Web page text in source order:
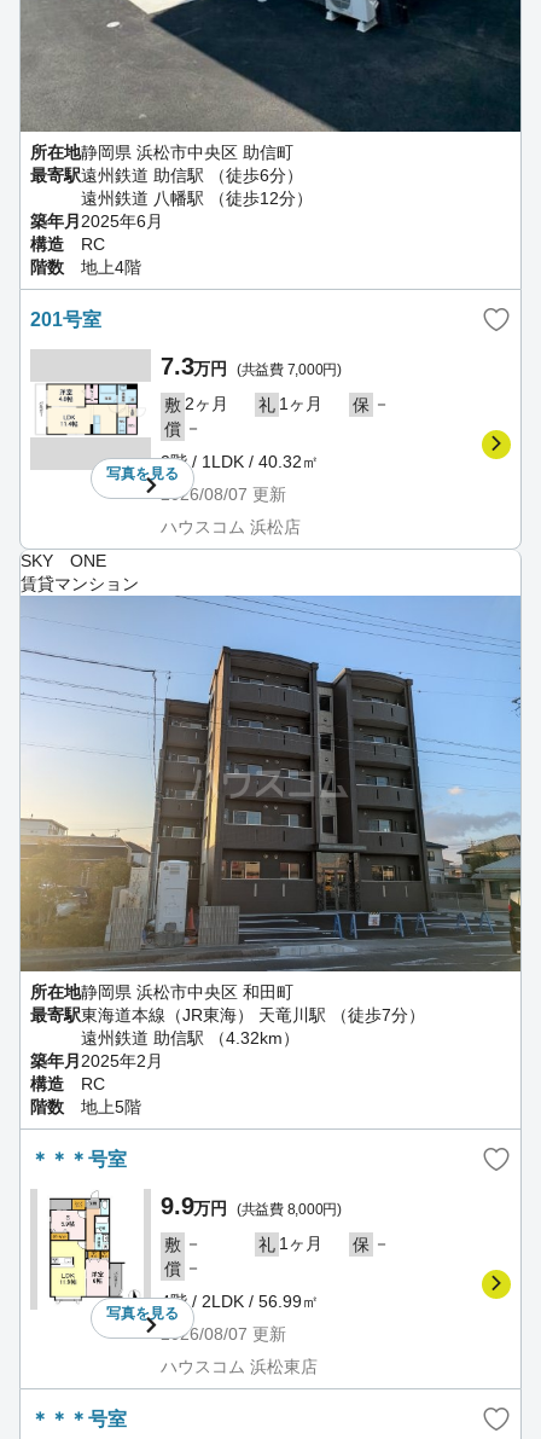
所在地静岡県 浜松市中央区 助信町
最寄駅遠州鉄道 助信駅 （徒歩6分）
遠州鉄道 八幡駅 （徒歩12分）
築年月 2025年6月
構造
RC
階数
地上4階
201号室
写真を見る
7.3万円 (共益費 7,000円)
敷 2ヶ月 礼 1ヶ月 保 －
償 －
2階 / 1LDK / 40.32㎡
2026/08/07 更新
ハウスコム 浜松店
SKY ONE
賃貸マンション
所在地静岡県 浜松市中央区 和田町
最寄駅東海道本線（JR東海） 天竜川駅 （徒歩7分）
遠州鉄道 助信駅 （4.32km）
築年月 2025年2月
構造
RC
階数
地上5階
＊＊＊号室
写真を見る
9.9万円 (共益費 8,000円)
敷 － 礼 1ヶ月 保 －
償 －
4階 / 2LDK / 56.99㎡
2026/08/07 更新
ハウスコム 浜松東店
＊＊＊号室